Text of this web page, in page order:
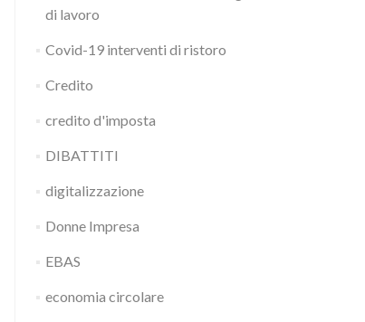
di lavoro
Covid-19 interventi di ristoro
Credito
credito d'imposta
DIBATTITI
digitalizzazione
Donne Impresa
EBAS
economia circolare